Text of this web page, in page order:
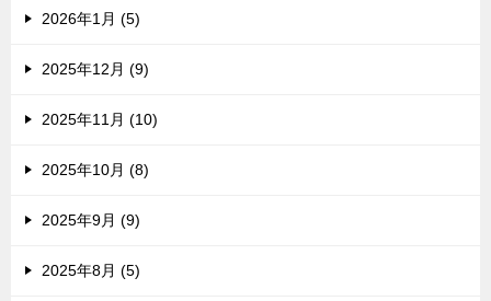
2026年1月 (5)
2025年12月 (9)
2025年11月 (10)
2025年10月 (8)
2025年9月 (9)
2025年8月 (5)